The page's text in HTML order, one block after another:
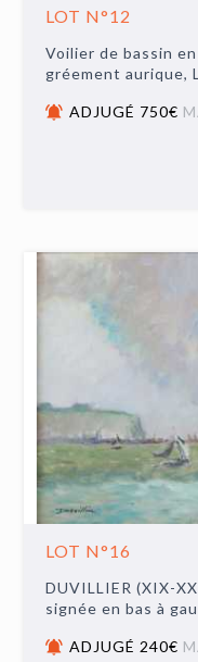
LOT N°12
Voilier de bassin
gréement aurique,
ADJUGÉ 750€
LOT N°16
DUVILLIER (XIX-
signée en bas à
ADJUGÉ 240€